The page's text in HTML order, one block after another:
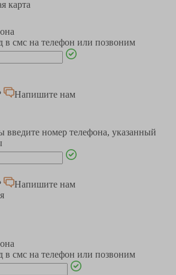
карта
смс на телефон или позвоним
Напишите нам
введите номер телефона, указанный
Напишите нам
смс на телефон или позвоним